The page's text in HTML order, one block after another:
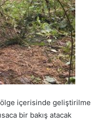
içerisinde geliştirilme
bir bakış atacak